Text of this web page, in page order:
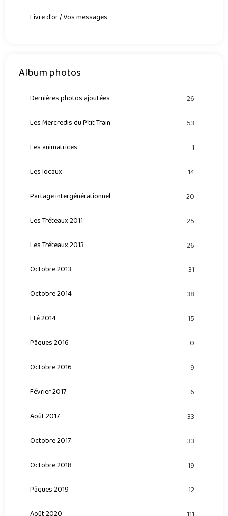
Livre d'or / Vos messages
Album photos
Dernières photos ajoutées 26
Les Mercredis du P'tit Train 53
Les animatrices 1
Les locaux 14
Partage intergénérationnel 20
Les Tréteaux 2011 25
Les Tréteaux 2013 26
Octobre 2013 31
Octobre 2014 38
Eté 2014 15
Pâques 2016 0
Octobre 2016 9
Février 2017 6
Août 2017 33
Octobre 2017 33
Octobre 2018 19
Pâques 2019 12